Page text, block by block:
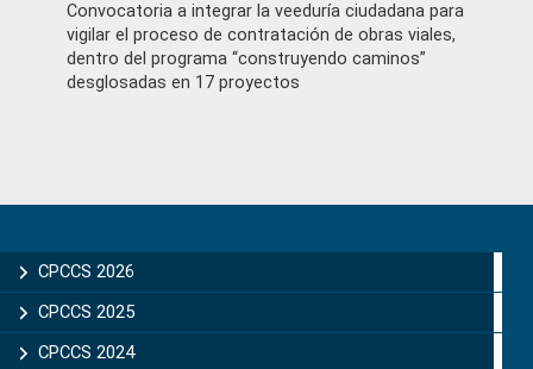
Convocatoria a integrar la veeduría ciudadana para
vigilar el proceso de contratación de obras viales,
dentro del programa “construyendo caminos”
desglosadas en 17 proyectos
Sidebar
CPCCS 2026
CPCCS 2025
CPCCS 2024